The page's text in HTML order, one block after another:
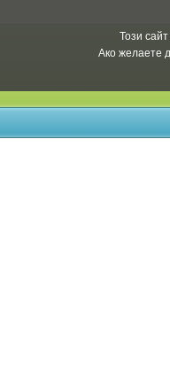
Този
Ако желаете